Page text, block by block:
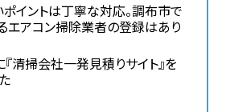
イントは丁寧な対応。調布市で
エアコン掃除業者の登録はあり
清掃会社一発見積りサイト』を